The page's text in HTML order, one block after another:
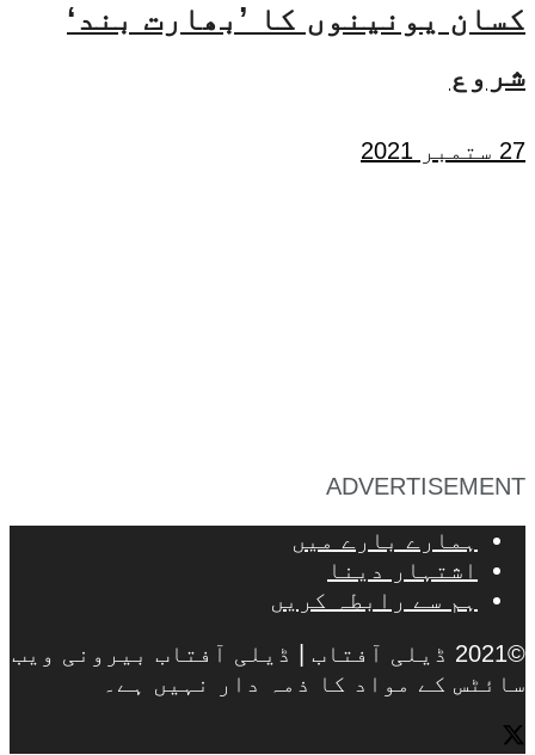
کسان یونینوں کا ’بھارت بند‘
شروع
27 ستمبر 2021
ADVERTISEMENT
ہمارے بارے میں
اشتہار دینا
ہم سے رابطہ کریں
©2021 ڈیلی آفتاب | ڈیلی آفتاب بیرونی ویب
سائٹس کے مواد کا ذمہ دار نہیں ہے۔